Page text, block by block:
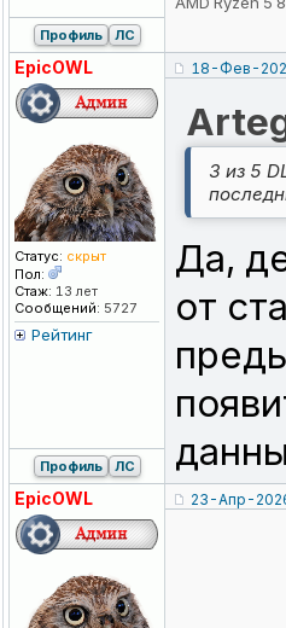
Профиль ЛС
EpicOWL
Статус: скрыт
Пол:
Стаж: 13 лет
Сообщений: 5727
Рейтинг
18-Фев-
3 из 5
Да,
от
Профиль ЛС
EpicOWL 23-Апр-